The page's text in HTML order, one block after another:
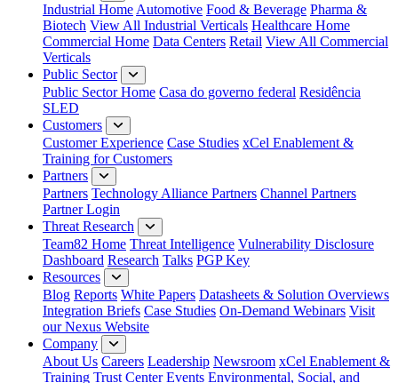
Industrial Home Automotive Food & Beverage Pharma &
Biotech View All Industrial Verticals Healthcare Home
Commercial Home Data Centers Retail View All Commercial
Verticals
Public Sector
Public Sector Home Casa do governo federal Residência
SLED
Customers
Customer Experience Case Studies xCel Enablement &
Training for Customers
Partners
Partners Technology Alliance Partners Channel Partners
Partner Login
Threat Research
Team82 Home Threat Intelligence Vulnerability Disclosure
Dashboard Research Talks PGP Key
Resources
Blog Reports White Papers Datasheets & Solution Overviews
Integration Briefs Case Studies On-Demand Webinars Visit
our Nexus Website
Company
About Us Careers Leadership Newsroom xCel Enablement &
Training Trust Center Events Environmental, Social, and